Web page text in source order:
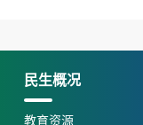
民生概况
教育资源